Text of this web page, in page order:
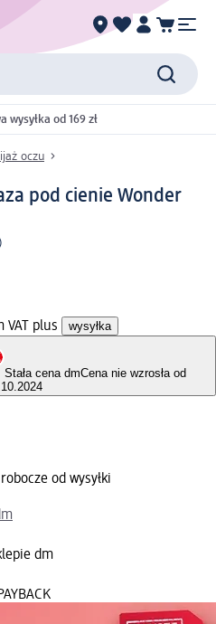
wysyłka od 169 zł
oczu
pod cienie Wonder
VAT plus wysyłka
Stała cena dmCena nie wzrosła od
od wysyłki
dm